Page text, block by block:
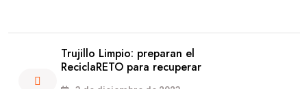
Trujillo Limpio: preparan el
ReciclaRETO para recuperar